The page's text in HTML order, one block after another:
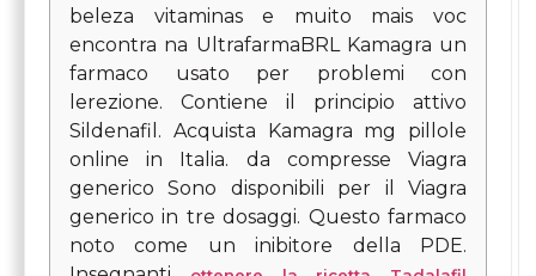
beleza vitaminas e muito mais voc
encontra na UltrafarmaBRL Kamagra un
farmaco usato per problemi con
lerezione. Contiene il principio attivo
Sildenafil. Acquista Kamagra mg pillole
online in Italia. da compresse Viagra
generico Sono disponibili per il Viagra
generico in tre dosaggi. Questo farmaco
noto come un inibitore della PDE.